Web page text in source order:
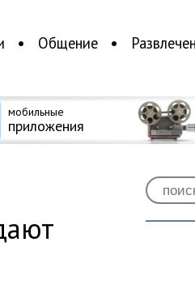
Общение
мобильные
приложения